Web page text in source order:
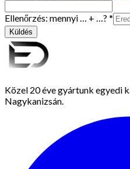
Ellenőrzés: mennyi… + …? *
Küldés
Közel 20 éve gyártunk
Nagykanizsán.